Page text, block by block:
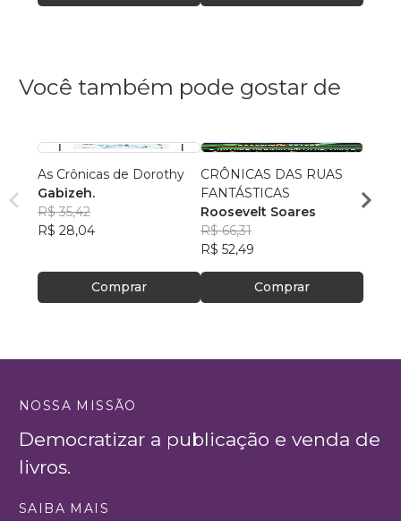
Você também pode gostar de
As Crônicas de Dorothy
Gabizeh.
R$ 35,42
R$ 28,04
Comprar
CRÔNICAS DAS RUAS
FANTÁSTICAS
Roosevelt Soares
R$ 66,31
R$ 52,49
Comprar
NOSSA MISSÃO
Democratizar a publicação e venda de
livros.
SAIBA MAIS